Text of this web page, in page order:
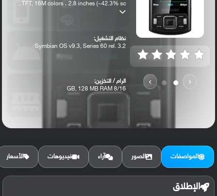
‹
›
TFT, 16M colors ، 2.8 inches (~42.3% sc...
نظام التشغيل:
Symbian OS v9.3, Series 60 rel. 3.2
الرام / التخزين:
8/16 GB, 128 MB RAM
الكاميرا الأساسية:
المواصفات الصور آراء فيديوهات الأسعار
الإطلاق